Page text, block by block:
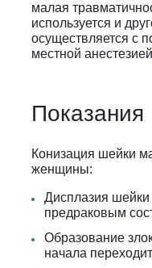
малая
используется и
осуществляется с
местной
Показания
Конизация шейки
женщины:
Дисплазия шейки
предраковым
Образование
начала